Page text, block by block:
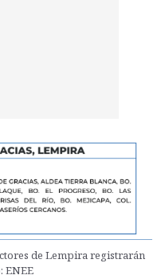
de Lempira registrarán
ENEE